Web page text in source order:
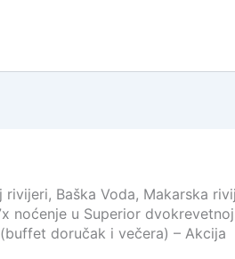
Baška Voda, Makarska
noćenje u Superior
doručak i večera) – Akcija